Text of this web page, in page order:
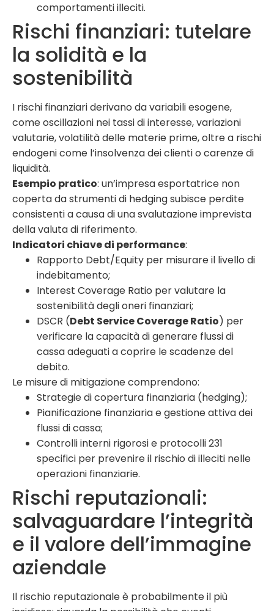
comportamenti illeciti.
Rischi finanziari: tutelare
la solidità e la
sostenibilità
I rischi finanziari derivano da variabili esogene,
come oscillazioni nei tassi di interesse, variazioni
valutarie, volatilità delle materie prime, oltre a rischi
endogeni come l’insolvenza dei clienti o carenze di
liquidità.
Esempio pratico: un’impresa esportatrice non
coperta da strumenti di hedging subisce perdite
consistenti a causa di una svalutazione imprevista
della valuta di riferimento.
Indicatori chiave di performance:
Rapporto Debt/Equity per misurare il livello di
indebitamento;
Interest Coverage Ratio per valutare la
sostenibilità degli oneri finanziari;
DSCR (Debt Service Coverage Ratio) per
verificare la capacità di generare flussi di
cassa adeguati a coprire le scadenze del
debito.
Le misure di mitigazione comprendono:
Strategie di copertura finanziaria (hedging);
Pianificazione finanziaria e gestione attiva dei
flussi di cassa;
Controlli interni rigorosi e protocolli 231
specifici per prevenire il rischio di illeciti nelle
operazioni finanziarie.
Rischi reputazionali:
salvaguardare l’integrità
e il valore dell’immagine
aziendale
Il rischio reputazionale è probabilmente il più